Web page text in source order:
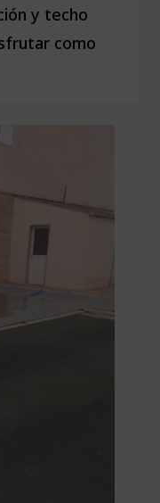
y techo
como